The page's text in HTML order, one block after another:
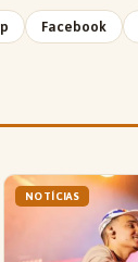
Facebook
NOTÍCIAS